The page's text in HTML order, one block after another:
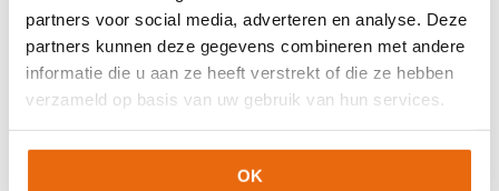
partners voor social media, adverteren en analyse. Deze
partners kunnen deze gegevens combineren met andere
informatie die u aan ze heeft verstrekt of die ze hebben
verzameld op basis van uw gebruik van hun services.
OK
Gerelateerde producten